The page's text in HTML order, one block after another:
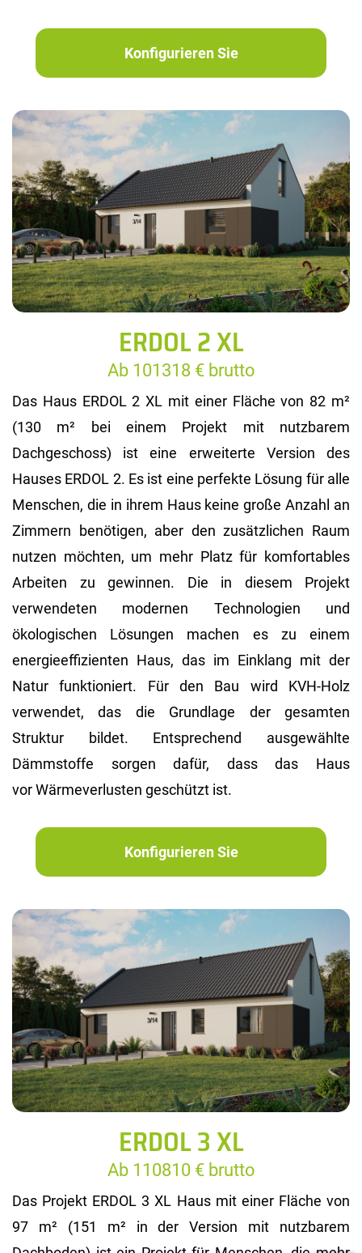
Konfigurieren Sie
ERDOL 2 XL
Ab 101318 € brutto
Das Haus ERDOL 2 XL mit einer Fläche von 82 m²
(130 m² bei einem Projekt mit nutzbarem
Dachgeschoss) ist eine erweiterte Version des
Hauses ERDOL 2. Es ist eine perfekte Lösung für alle
Menschen, die in ihrem Haus keine große Anzahl an
Zimmern benötigen, aber den zusätzlichen Raum
nutzen möchten, um mehr Platz für komfortables
Arbeiten zu gewinnen. Die in diesem Projekt
verwendeten modernen Technologien und
ökologischen Lösungen machen es zu einem
energieeffizienten Haus, das im Einklang mit der
Natur funktioniert. Für den Bau wird KVH-Holz
verwendet, das die Grundlage der gesamten
Struktur bildet. Entsprechend ausgewählte
Dämmstoffe sorgen dafür, dass das Haus
vor Wärmeverlusten geschützt ist.
Konfigurieren Sie
ERDOL 3 XL
Ab 110810 € brutto
Das Projekt ERDOL 3 XL Haus mit einer Fläche von
97 m² (151 m² in der Version mit nutzbarem